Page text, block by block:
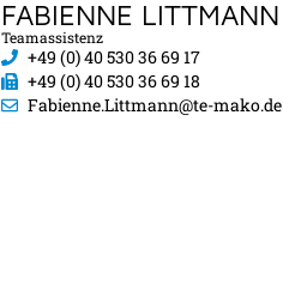
FABIENNE LITTMANN
Teamassistenz
+49 (0) 40 530 36 69 17
+49 (0) 40 530 36 69 18
Fabienne.Littmann@te-mako.de